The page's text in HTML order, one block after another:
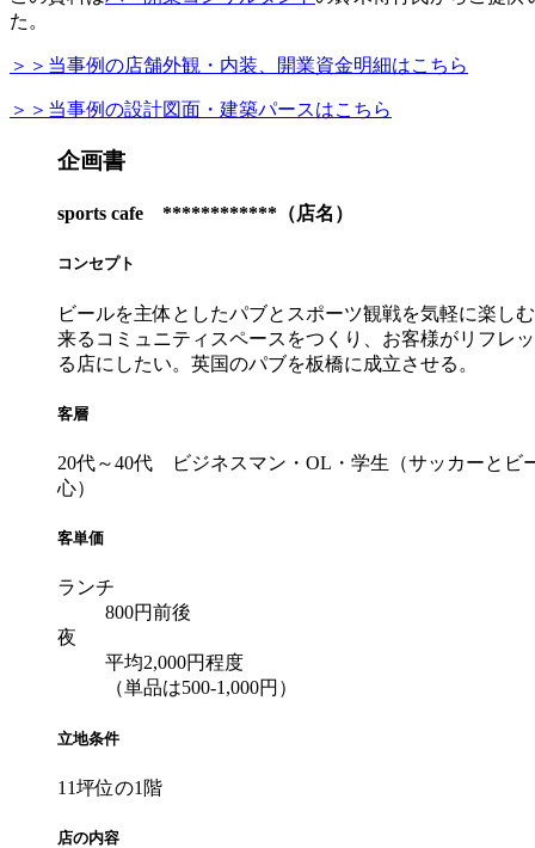
た。
＞＞当事例の店舗外観・内装、開業資金明細はこちら
＞＞当事例の設計図面・建築パースはこちら
企画書
sports cafe ************（店名）
コンセプト
ビールを主体としたパブとスポーツ観戦を気軽に楽し
来るコミュニティスペースをつくり、お客様がリフレ
る店にしたい。英国のパブを板橋に成立させる。
客層
20代～40代 ビジネスマン・OL・学生（サッカーとビ
心）
客単価
ランチ
800円前後
夜
平均2,000円程度
（単品は500-1,000円）
立地条件
11坪位の1階
店の内容